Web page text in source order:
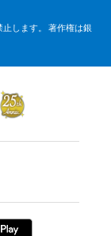
します。 著作権は銀